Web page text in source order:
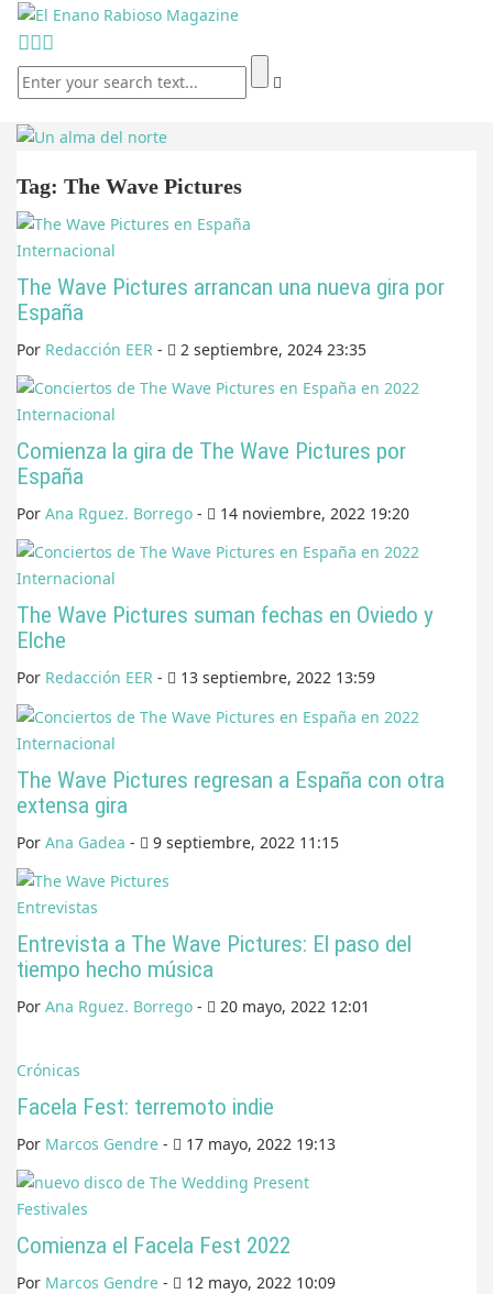
Tag: The Wave Pictures
Internacional
The Wave Pictures arrancan una nueva gira por
España
Por Redacción EER - 2 septiembre, 2024 23:35
Internacional
Comienza la gira de The Wave Pictures por
España
Por Ana Rguez. Borrego - 14 noviembre, 2022 19:20
Internacional
The Wave Pictures suman fechas en Oviedo y
Elche
Por Redacción EER - 13 septiembre, 2022 13:59
Internacional
The Wave Pictures regresan a España con otra
extensa gira
Por Ana Gadea - 9 septiembre, 2022 11:15
Entrevistas
Entrevista a The Wave Pictures: El paso del
tiempo hecho música
Por Ana Rguez. Borrego - 20 mayo, 2022 12:01
Crónicas
Facela Fest: terremoto indie
Por Marcos Gendre - 17 mayo, 2022 19:13
Festivales
Comienza el Facela Fest 2022
Por Marcos Gendre - 12 mayo, 2022 10:09